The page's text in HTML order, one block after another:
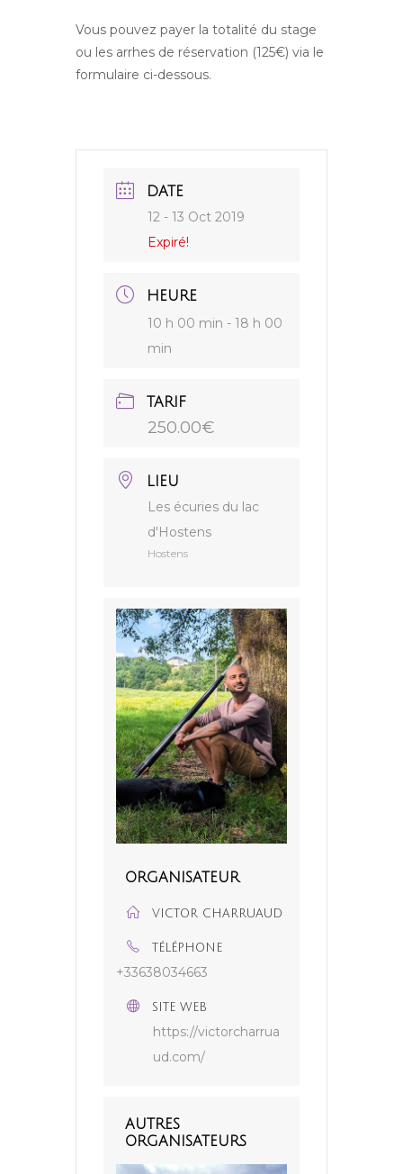
Vous pouvez payer la totalité du stage
ou les arrhes de réservation (125€) via le
formulaire ci-dessous.
DATE
12 - 13 Oct 2019
Expiré!
HEURE
10 h 00 min - 18 h 00
min
TARIF
250.00€
LIEU
Les écuries du lac
d'Hostens
Hostens
ORGANISATEUR
VICTOR CHARRUAUD
TÉLÉPHONE
+33638034663
SITE WEB
https://victorcharrua
ud.com/
AUTRES
ORGANISATEURS